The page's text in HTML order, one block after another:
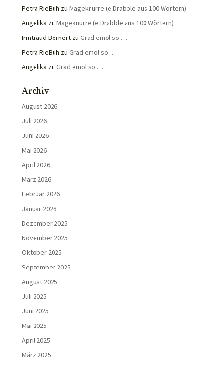
Petra RieBüh zu Mageknurre (e Drabble aus 100 Wörtern)
Angelika zu Mageknurre (e Drabble aus 100 Wörtern)
Irmtraud Bernertzu Grad emol so …
Petra RieBüh zu Grad emol so …
Angelika zu Grad emol so …
Archiv
August 2026
Juli 2026
Juni 2026
Mai 2026
April 2026
März 2026
Februar 2026
Januar 2026
Dezember 2025
November 2025
Oktober 2025
September 2025
August 2025
Juli 2025
Juni 2025
Mai 2025
April 2025
März 2025